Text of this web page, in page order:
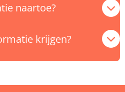
naartoe?
krijgen?